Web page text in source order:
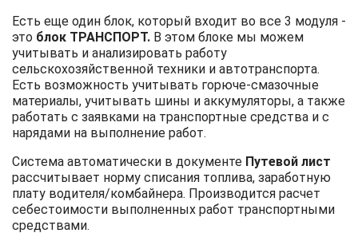
Есть еще один блок, который входит во все 3 модуля -
это блок ТРАНСПОРТ. В этом блоке мы можем
учитывать и анализировать работу
сельскохозяйственной техники и автотранспорта.
Есть возможность учитывать горюче-смазочные
материалы, учитывать шины и аккумуляторы, а также
работать с заявками на транспортные средства и с
нарядами на выполнение работ.
Система автоматически в документе Путевой лист
рассчитывает норму списания топлива, заработную
плату водителя/комбайнера. Производится расчет
себестоимости выполненных работ транспортными
средствами.